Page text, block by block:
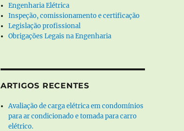
Engenharia Elétrica
Inspeção, comissionamento e certificação
Legislação profissional
Obrigações Legais na Engenharia
ARTIGOS RECENTES
Avaliação de carga elétrica em condomínios
para ar condicionado e tomada para carro
elétrico.